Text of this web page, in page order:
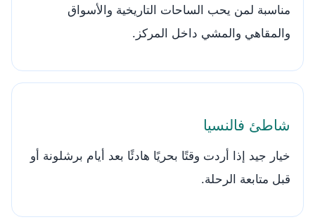
مناسبة لمن يحب الساحات التاريخية والأسواق
والمقاهي والمشي داخل المركز.
شاطئ فالنسيا
خيار جيد إذا أردت وقتًا بحريًا هادئًا بعد أيام برشلونة أو
قبل متابعة الرحلة.